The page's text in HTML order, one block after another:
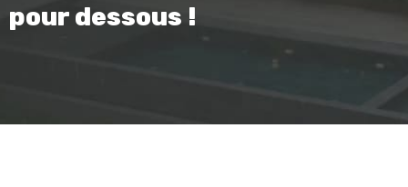
pour dessous !